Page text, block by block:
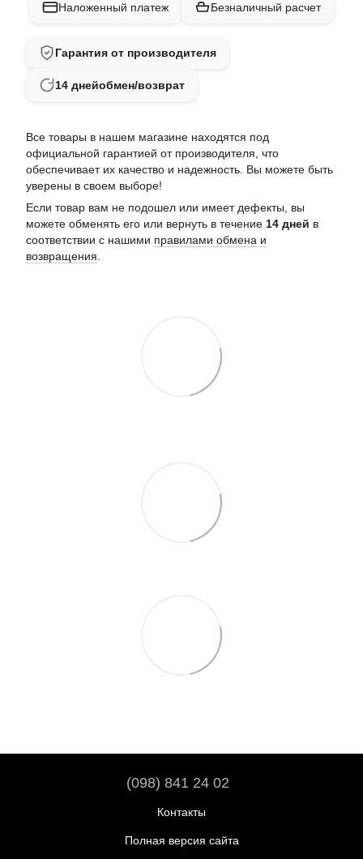
Наложенный платеж Безналичный расчет
Гарантия от производителя
14 днейобмен/возврат
Все товары в нашем магазине находятся под
официальной гарантией от производителя, что
обеспечивает их качество и надежность. Вы можете быть
уверены в своем выборе!
Если товар вам не подошел или имеет дефекты, вы
можете обменять его или вернуть в течение 14 дней в
соответствии с нашими правилами обмена и
возвращения
(098) 841 24 02
Контакты
Полная версия сайта